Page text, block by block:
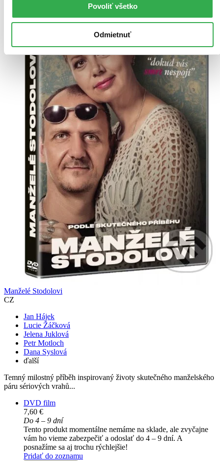
Povoliť všetko
Odmietnuť
Manželé Stodolovi
CZ
Jan Hájek
Lucie Žáčková
Jelena Juklová
Petr Motloch
Dana Syslová
ďalší
Temný milostný příběh inspirovaný životy skutečného manželského
páru sériových vrahů...
DVD film
7,60 €
Do 4 – 9 dní
Tento produkt momentálne nemáme na sklade, ale zvyčajne
vám ho vieme zabezpečiť a odoslať do 4 – 9 dní. A
posnažíme sa aj trochu rýchlejšie!
Pridať do zoznamu